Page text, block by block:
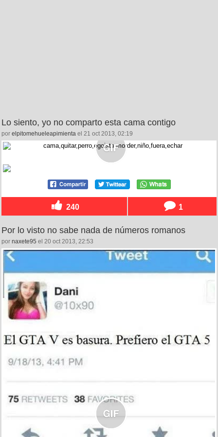
Lo siento, yo no comparto esta cama contigo
por elpitomehueleapimienta el 21 oct 2013, 02:19
240 1
Por lo visto no sabe nada de números romanos
por naxete95 el 20 oct 2013, 22:53